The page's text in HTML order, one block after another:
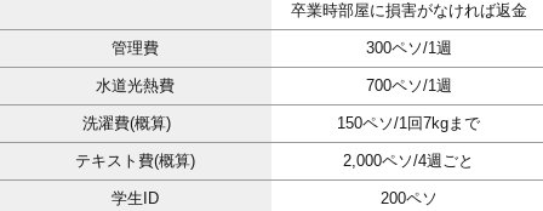
卒業時部屋に損害がなければ返金
管理費 300ペソ/1週
水道光熱費 700ペソ/1週
洗濯費(概算) 150ペソ/1回7kgまで
テキスト費(概算) 2,000ペソ/4週ごと
学生ID 200ペソ